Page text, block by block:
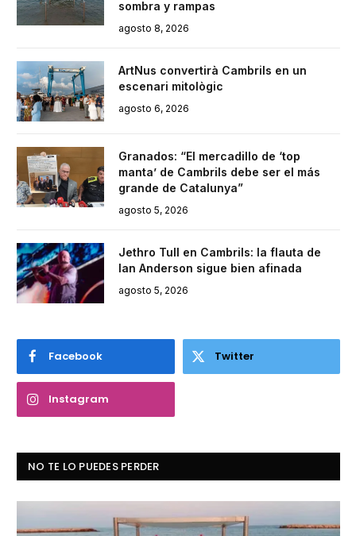
sombra y rampas
agosto 8, 2026
ArtNus convertirà Cambrils en un
escenari mitològic
agosto 6, 2026
Granados: “El mercadillo de ‘top
manta’ de Cambrils debe ser el más
grande de Catalunya”
agosto 5, 2026
Jethro Tull en Cambrils: la flauta de
Ian Anderson sigue bien afinada
agosto 5, 2026
Facebook Twitter
Instagram
NO TE LO PUEDES PERDER